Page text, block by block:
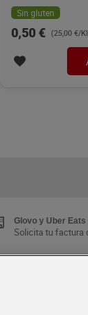
Sin gluten
0,50 € (25,00 €/
Glovo y Uber Eats
Solicita tu factura